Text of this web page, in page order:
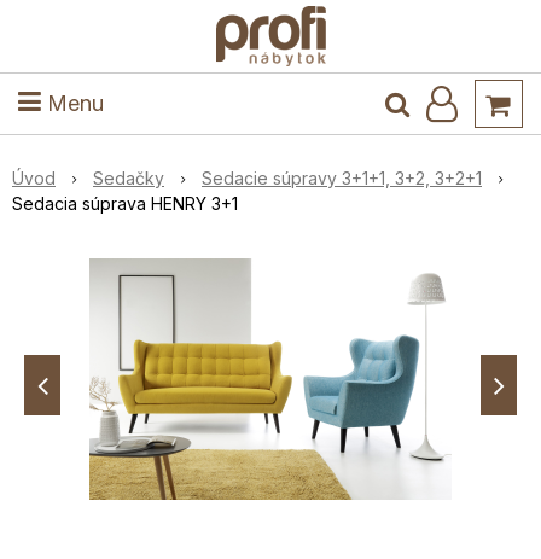
Menu
Kuchyňa a jedáleň
Úvod Sedačky
Sedacie súpravy 3+1+1, 3+2, 3+2+1
Sedacia súprava HENRY 3+1